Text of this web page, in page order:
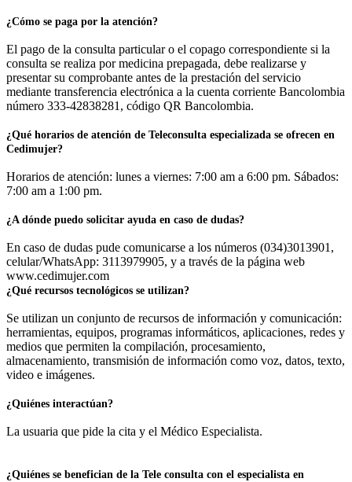
¿Cómo se paga por la atención?
El pago de la consulta particular o el copago correspondiente si la
consulta se realiza por medicina prepagada, debe realizarse y
presentar su comprobante antes de la prestación del servicio
mediante transferencia electrónica a la cuenta corriente Bancolombia
número 333-42838281, código QR Bancolombia.
¿Qué horarios de atención de Teleconsulta especializada se ofrecen en
Cedimujer?
Horarios de atención: lunes a viernes: 7:00 am a 6:00 pm. Sábados:
7:00 am a 1:00 pm.
¿A dónde puedo solicitar ayuda en caso de dudas?
En caso de dudas pude comunicarse a los números (034)3013901,
celular/WhatsApp: 3113979905, y a través de la página web
www.cedimujer.com
¿Qué recursos tecnológicos se utilizan?
Se utilizan un conjunto de recursos de información y comunicación:
herramientas, equipos, programas informáticos, aplicaciones, redes y
medios que permiten la compilación, procesamiento,
almacenamiento, transmisión de información como voz, datos, texto,
video e imágenes.
¿Quiénes interactúan?
La usuaria que pide la cita y el Médico Especialista.
¿Quiénes se benefician de la Tele consulta con el especialista en